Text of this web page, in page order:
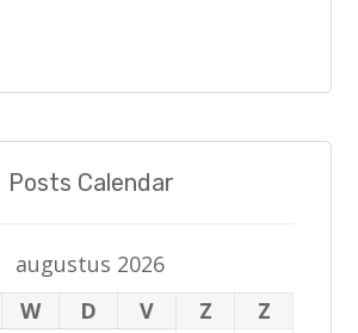
Posts Calendar
augustus 2026
W D V Z
Z